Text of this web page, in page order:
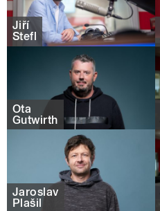
Jiří
Štefl
Ota
Gutwirth
Jaroslav
Plašil